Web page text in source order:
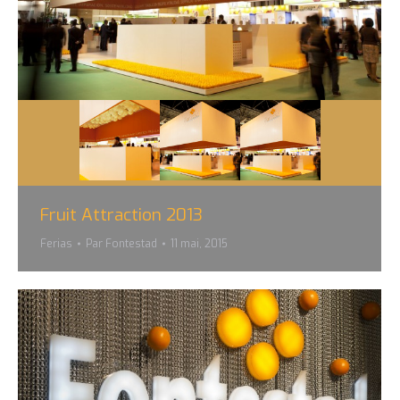
Fruit Attraction 2013
Ferias Par Fontestad 11 mai, 2015